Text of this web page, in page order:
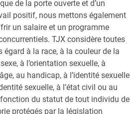
de la porte ouverte et d’un
positif, nous mettons également
un salaire et un programme
TJX considère toutes
égard à la race, à la couleur de la
à l’orientation sexuelle, à
au handicap, à l’identité sexuelle
sexuelle, à l’état civil ou au
du statut de tout individu de
protégés par la législation